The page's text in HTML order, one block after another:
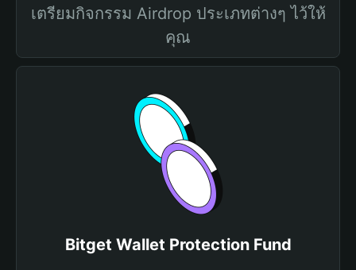
เตรียมกิจกรรม Airdrop ประเภทต่างๆ ไว้ให้
คุณ
Bitget Wallet Protection Fund